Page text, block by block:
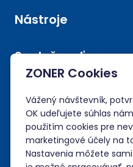
Nástroje
Spoločnosť
ZONER Cookies
Vážený návštevník,
OK udeľujete súhlas
použitím cookies pre
marketingové účely na
Nastavenia môžete